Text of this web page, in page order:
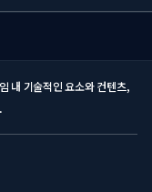
내 기술적인 요소와 컨텐츠,